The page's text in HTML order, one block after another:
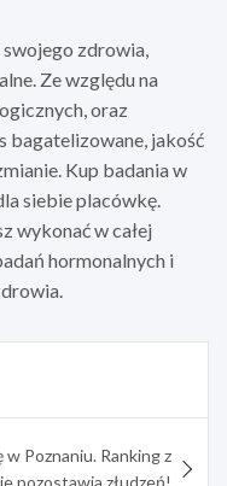
zdrowia,
Ze względu na
oraz
bagatelizowane, jakość
Kup badania w
siebie placówkę.
wykonać w całej
hormonalnych i
Poznaniu. Ranking z
pozostawia złudzeń!